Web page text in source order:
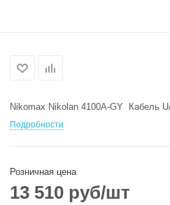
Nikomax Nikolan 4100A-GY Кабель
Подробности
Розничная цена
13 510 руб/шт